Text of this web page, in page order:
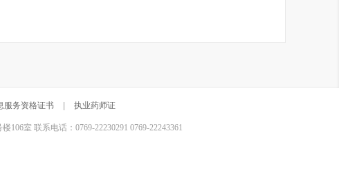
服务资格证书 执业药师证
室 联系电话：0769-22230291 0769-22243361